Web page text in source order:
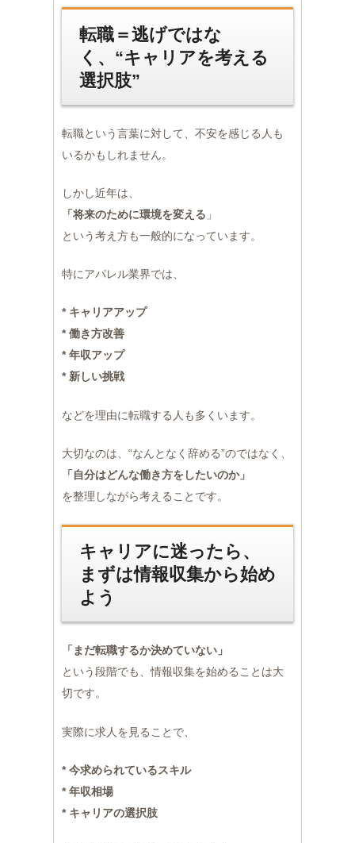
転職＝逃げではな
く、“キャリアを考える
選択肢”
転職という言葉に対して、不安を感じる人も
いるかもしれません。
しかし近年は、
「将来のために環境を変える 」
という考え方も一般的になっています。
特にアパレル業界では、
* キャリアアップ
* 働き方改善
* 年収アップ
* 新しい挑戦
などを理由に転職する人も多くいます。
大切なのは、“なんとなく辞める”のではなく、
「自分はどんな働き方をしたいのか」
を整理しながら考えることです。
キャリアに迷ったら、
まずは情報収集から始め
よう
「まだ転職するか決めていない」
という段階でも、情報収集を始めることは大
切です。
実際に求人を見ることで、
* 今求められているスキル
* 年収相場
* キャリアの選択肢